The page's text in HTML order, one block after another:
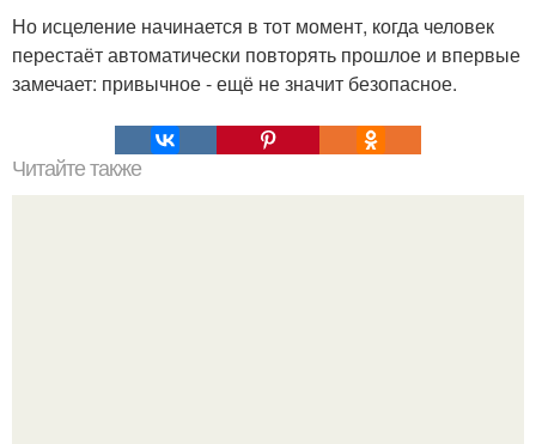
Но исцеление начинается в тот момент, когда человек
перестаёт автоматически повторять прошлое и впервые
замечает: привычное - ещё не значит безопасное.
Читайте также